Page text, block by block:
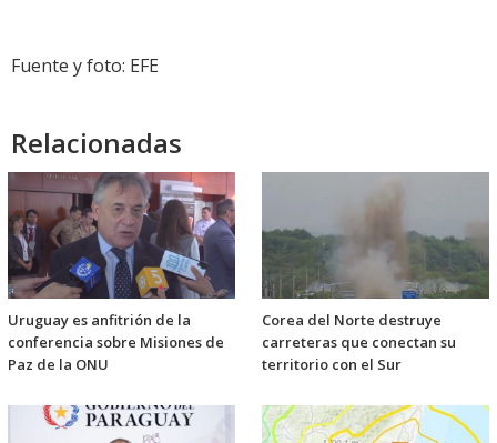
Fuente y foto: EFE
Relacionadas
Uruguay es anfitrión de la
conferencia sobre Misiones de
Paz de la ONU
Corea del Norte destruye
carreteras que conectan su
territorio con el Sur